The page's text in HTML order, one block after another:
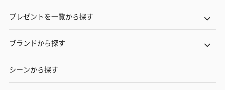
プレゼントを一覧から探す
ブランドから探す
シーンから探す